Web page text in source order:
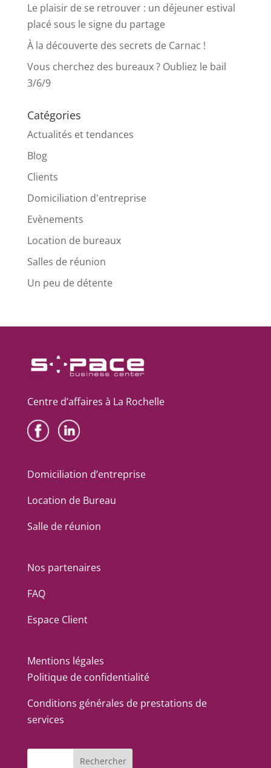
Le plaisir de se retrouver : un déjeuner estival
placé sous le signe du partage
À la découverte des secrets de Carnac !
Vous cherchez des bureaux ? Oubliez le bail
3/6/9
Catégories
Actualités et tendances
Blog
Clients
Domiciliation d'entreprise
Evènements
Location de bureaux
Salles de réunion
Un peu de détente
Centre d’affaires à La Rochelle
Domiciliation d’entreprise
Location de Bureau
Salle de réunion
Nos partenaires
FAQ
Espace Client
Mentions légales
Politique de confidentialité
Conditions générales de prestations de
services